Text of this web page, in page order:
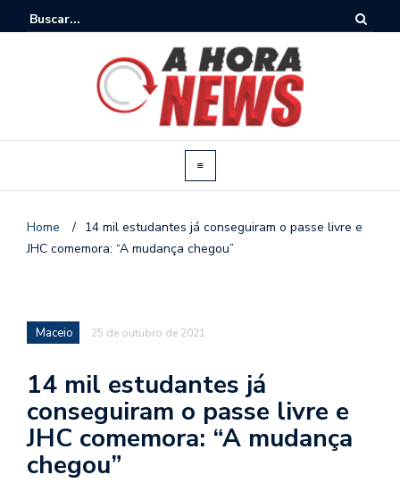
Home / 14 mil estudantes já conseguiram o passe livre e
JHC comemora: “A mudança chegou”
Maceio 25 de outubro de 2021
14 mil estudantes já
conseguiram o passe livre e
JHC comemora: “A mudança
chegou”